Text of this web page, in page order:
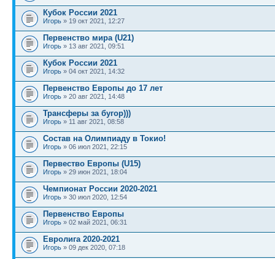
Кубок России 2021
Игорь » 19 окт 2021, 12:27
Первенство мира (U21)
Игорь » 13 авг 2021, 09:51
Кубок России 2021
Игорь » 04 окт 2021, 14:32
Первенство Европы до 17 лет
Игорь » 20 авг 2021, 14:48
Трансферы за бугор)))
Игорь » 11 авг 2021, 08:58
Состав на Олимпиаду в Токио!
Игорь » 06 июл 2021, 22:15
Первество Европы (U15)
Игорь » 29 июн 2021, 18:04
Чемпионат России 2020-2021
Игорь » 30 июл 2020, 12:54
Первенство Европы
Игорь » 02 май 2021, 06:31
Евролига 2020-2021
Игорь » 09 дек 2020, 07:18